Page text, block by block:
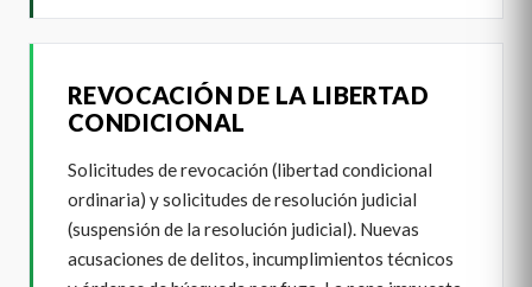
REVOCACIÓN DE LA LIBERTAD
CONDICIONAL
Solicitudes de revocación (libertad condicional
ordinaria) y solicitudes de resolución judicial
(suspensión de la resolución judicial). Nuevas
acusaciones de delitos, incumplimientos técnicos